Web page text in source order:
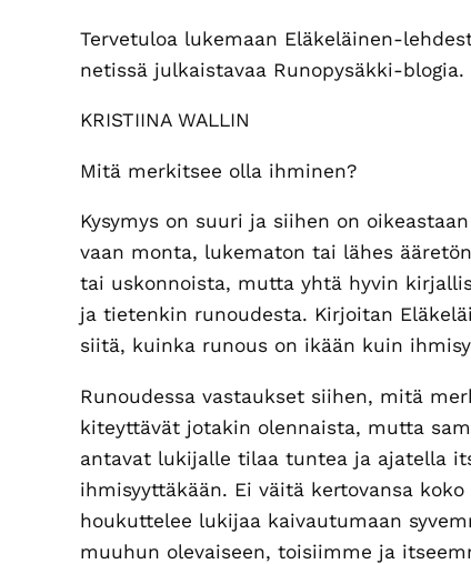
Tervetuloa lukemaan Eläkeläinen-
netissä julkaistavaa Runopysäkki-blogia.
KRISTIINA WALLIN
Mitä merkitsee olla ihminen?
Kysymys on suuri ja siihen on
vaan monta, lukematon tai lähes
tai uskonnoista, mutta yhtä hyvin
ja tietenkin runoudesta. Kirjoitan
siitä, kuinka runous on ikään kuin
Runoudessa vastaukset siihen, mitä
kiteyttävät jotakin olennaista, mutta
antavat lukijalle tilaa tuntea ja ajatella
ihmisyyttäkään. Ei väitä kertovansa
houkuttelee lukijaa kaivautumaan
muuhun olevaiseen, toisiimme ja